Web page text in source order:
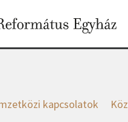
kapcsolatok